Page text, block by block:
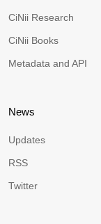
CiNii Research
CiNii Books
Metadata and API
News
Updates
RSS
Twitter